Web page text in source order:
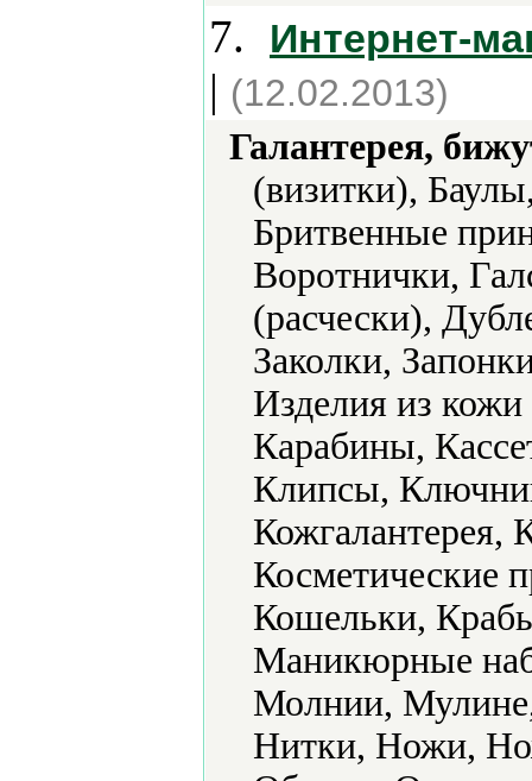
7. Интернет-
| (12.02.2013)
Галантерея,
(визитки),
Бритвенные
Воротнички,
(расчески),
Заколки,
Изделия из
Карабины,
Клипсы,
Кожгалантерея,
Косметические
Кошельки,
Маникюрные
Молнии,
Нитки, Ножи,